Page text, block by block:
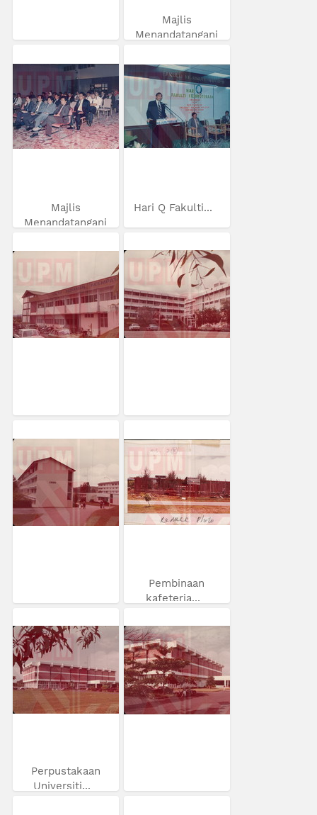
Majlis
Menandatangani
Majlis
Menandatangani
Hari Q Fakulti...
Pembinaan
kafeteria...
Perpustakaan
Universiti...